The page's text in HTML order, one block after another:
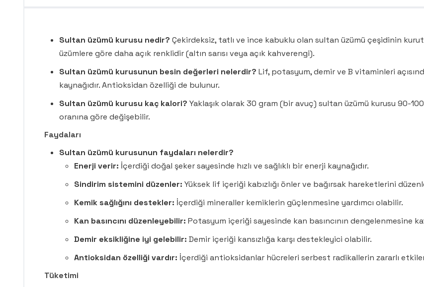
Sultan üzümü kurusu nedir? Çekirdeksiz, tatlı ve ince kabuklu olan sultan üzümü çeşidinin
üzümlere göre daha açık renklidir (altın sarısı veya açık kahverengi).
Sultan üzümü kurusunun besin değerleri nelerdir? Lif, potasyum, demir ve B vitaminleri
kaynağıdır. Antioksidan özelliği de bulunur.
Sultan üzümü kurusu kaç kalori? Yaklaşık olarak 30 gram (bir avuç) sultan üzümü kurusu 90-
oranına göre değişebilir.
Faydaları
Sultan üzümü kurusunun faydaları nelerdir?
Enerji verir: İçerdiği doğal şeker sayesinde hızlı ve sağlıklı bir enerji kaynağıdır.
Sindirim sistemini düzenler: Yüksek lif içeriği kabızlığı önler ve bağırsak hareketlerini
Kemik sağlığını destekler: İçerdiği mineraller kemiklerin güçlenmesine yardımcı olabilir.
Kan basıncını düzenleyebilir: Potasyum içeriği sayesinde kan basıncının dengelenmesine
Demir eksikliğine iyi gelebilir: Demir içeriği kansızlığa karşı destekleyici olabilir.
Antioksidan özelliği vardır: İçerdiği antioksidanlar hücreleri serbest radikallerin zararlı
Tüketimi